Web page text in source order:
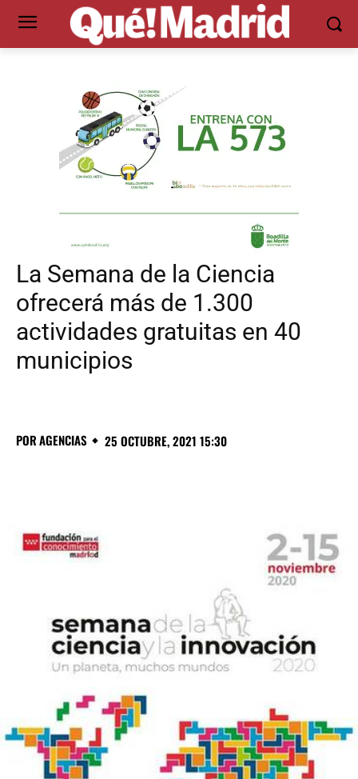
La Semana de la Ciencia
ofrecerá más de 1.300
actividades gratuitas en 40
municipios
PORAGENCIAS 25 OCTUBRE, 2021 15:30